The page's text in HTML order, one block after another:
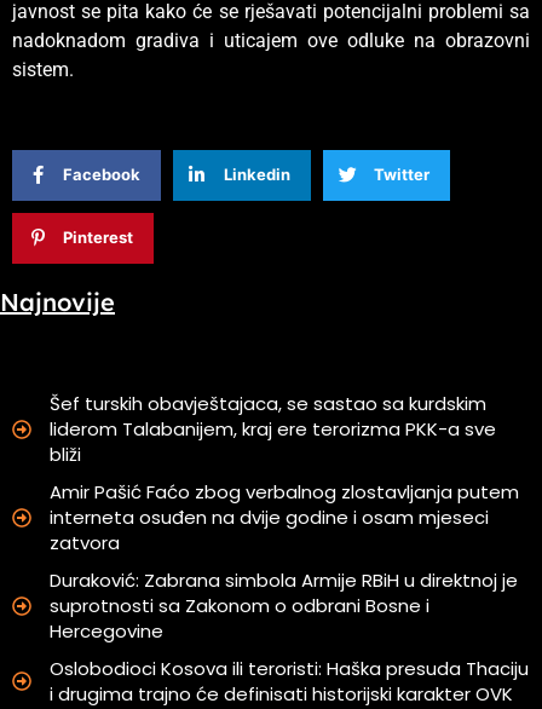
javnost se pita kako će se rješavati potencijalni problemi sa
nadoknadom gradiva i uticajem ove odluke na obrazovni
sistem.
Facebook Linkedin Twitter
Pinterest
Najnovije
Šef turskih obavještajaca, se sastao sa kurdskim
liderom Talabanijem, kraj ere terorizma PKK-a sve
bliži
Amir Pašić Faćo zbog verbalnog zlostavljanja putem
interneta osuđen na dvije godine i osam mjeseci
zatvora
Duraković: Zabrana simbola Armije RBiH u direktnoj je
suprotnosti sa Zakonom o odbrani Bosne i
Hercegovine
Oslobodioci Kosova ili teroristi: Haška presuda Thaciju
i drugima trajno će definisati historijski karakter OVK